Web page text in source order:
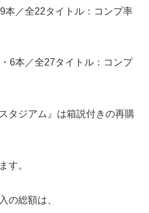
本／全22タイトル：コンプ率
6本／全27タイトル：コンプ
タジアム』は箱説付きの再購
す。
の総額は、